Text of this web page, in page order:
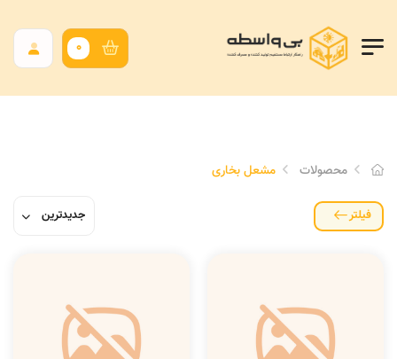
0
محصولات مشعل بخاری
فیلتر